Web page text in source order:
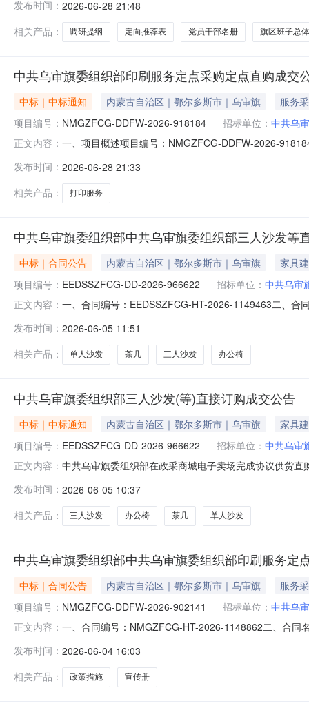
方)：乌审旗新希望印刷厂地址：内蒙古自治区鄂尔多斯
发布时间： 2026-06-28 21:48
相关产品：
调研提纲 定向推荐表 党员干部名册 旗区班子总
中共乌审旗委组织部印刷服务定点采购定点直购成交
中标｜中标通知 内蒙古自治区｜鄂尔多斯市｜乌审旗
服务
项目编号： NMGZFCG-DDFW-2026-918184 招标单位： 中共乌
正文内容： 一、项目概述项目编号：NMGZFCG-DDFW-2026-
明细编号项目需求数量计量单位1个人测评表黑白双面打
发布时间： 2026-06-28 21:33
相关产品：
打印服务
中共乌审旗委组织部中共乌审旗委组织部三人沙发等
中标｜合同公告 内蒙古自治区｜鄂尔多斯市｜乌审旗
家具
项目编号： EEDSSZFCG-DD-2026-966622 招标单位： 中共乌审
正文内容： 一、合同编号：EEDSSZFCG-HT-2026-1149463二、合
方)：乌审旗乐尔康家具城地址：内蒙古自治区鄂尔多斯
发布时间： 2026-06-05 11:51
相关产品：
单人沙发 茶几 三人沙发 办公椅
中共乌审旗委组织部三人沙发(等)直接订购成交公告
中标｜中标通知 内蒙古自治区｜鄂尔多斯市｜乌审旗
家具
项目编号： EEDSSZFCG-DD-2026-966622 招标单位： 中共乌审
正文内容： 中共乌审旗委组织部在政采商城电子卖场完成协议供货
购结果成交供应商：乌审旗乐尔康家具城成交时间：
发布时间： 2026-06-05 10:37
相关产品：
三人沙发 办公椅 茶几 单人沙发
中共乌审旗委组织部中共乌审旗委组织部印刷服务定
中标｜合同公告 内蒙古自治区｜鄂尔多斯市｜乌审旗
服务
项目编号： NMGZFCG-DDFW-2026-902141 招标单位： 中共乌
正文内容： 一、合同编号：NMGZFCG-HT-2026-1148862二、合同
方)：乌审旗新希望印刷厂地址：内蒙古自治区鄂尔多斯
发布时间： 2026-06-04 16:03
相关产品：
政策措施 宣传册